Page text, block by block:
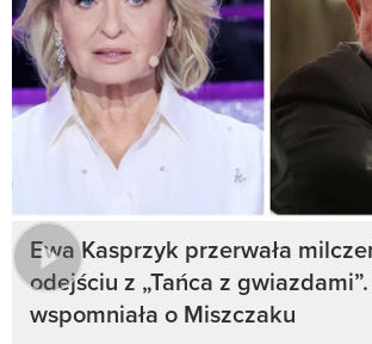
Ewa Kasprzyk przerwała
odejściu z „Tańca z
wspomniała o Miszczaku